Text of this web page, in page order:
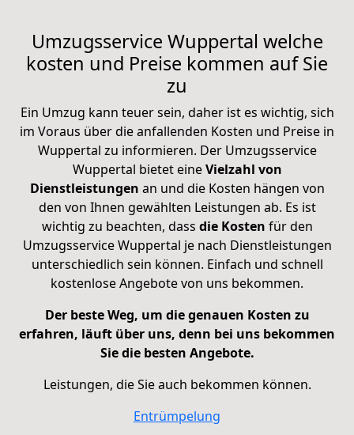
Umzugsservice Wuppertal welche
kosten und Preise kommen auf Sie
zu
Ein Umzug kann teuer sein, daher ist es wichtig, sich
im Voraus über die anfallenden Kosten und Preise in
Wuppertal zu informieren. Der Umzugsservice
Wuppertal bietet eineVielzahl von
Dienstleistungen an und die Kosten hängen von
den von Ihnen gewählten Leistungen ab. Es ist
wichtig zu beachten, dass die Kosten für den
Umzugsservice Wuppertal je nach Dienstleistungen
unterschiedlich sein können. Einfach und schnell
kostenlose Angebote von uns bekommen.
Der beste Weg, um die genauen Kosten zu
erfahren, läuft über uns, denn bei uns bekommen
Sie die besten Angebote.
Leistungen, die Sie auch bekommen können.
Entrümpelung